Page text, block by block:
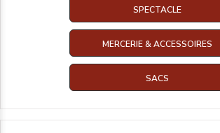
SPECTACLE
MERCERIE & ACCESSOIRES
SACS